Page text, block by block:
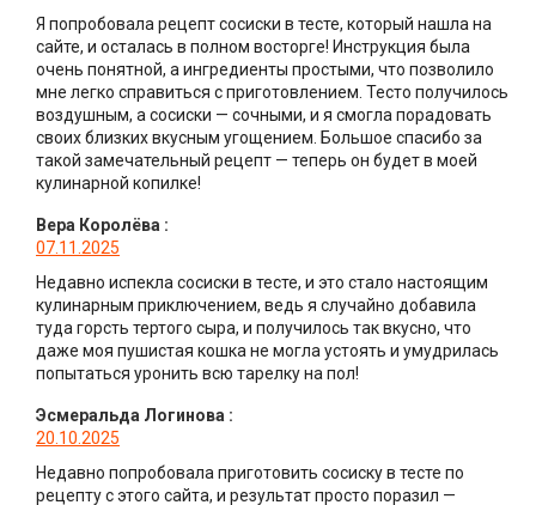
Я попробовала рецепт сосиски в тесте, который нашла на
сайте, и осталась в полном восторге! Инструкция была
очень понятной, а ингредиенты простыми, что позволило
мне легко справиться с приготовлением. Тесто получилось
воздушным, а сосиски — сочными, и я смогла порадовать
своих близких вкусным угощением. Большое спасибо за
такой замечательный рецепт — теперь он будет в моей
кулинарной копилке!
Вера Королёва :
07.11.2025
Недавно испекла сосиски в тесте, и это стало настоящим
кулинарным приключением, ведь я случайно добавила
туда горсть тертого сыра, и получилось так вкусно, что
даже моя пушистая кошка не могла устоять и умудрилась
попытаться уронить всю тарелку на пол!
Эсмеральда Логинова :
20.10.2025
Недавно попробовала приготовить сосиску в тесте по
рецепту с этого сайта, и результат просто поразил —